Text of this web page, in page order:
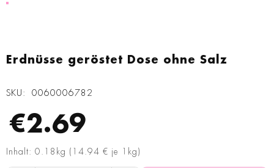
Erdnüsse geröstet Dose ohne Salz
SKU 0060006782
€2.69
Inhalt: 0.18kg (14.94 € je 1kg)
Anfang
springen